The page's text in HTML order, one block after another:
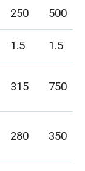
250
500
1.5
1.5
315 750
280 350